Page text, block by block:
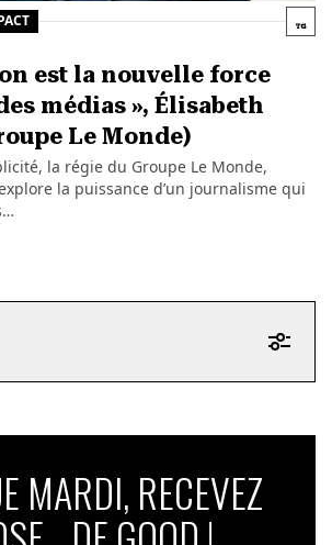
est la nouvelle force
médias », Élisabeth
Le Monde)
la régie du Groupe Le Monde,
la puissance d’un journalisme qui
MARDI, RECEVEZ